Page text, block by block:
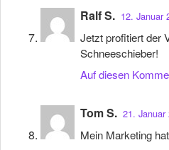
Ralf S. 12. Januar
Jetzt profitiert der
Schneeschieber!
Auf diesen
Tom S. 21. Januar
Mein Marketing